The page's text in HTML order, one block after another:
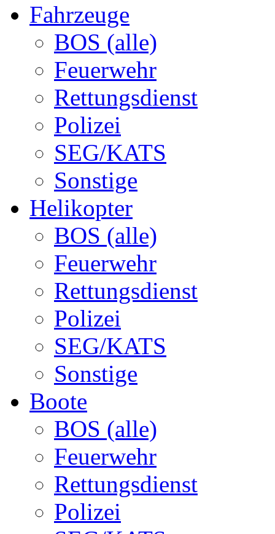
Fahrzeuge
BOS (alle)
Feuerwehr
Rettungsdienst
Polizei
SEG/KATS
Sonstige
Helikopter
BOS (alle)
Feuerwehr
Rettungsdienst
Polizei
SEG/KATS
Sonstige
Boote
BOS (alle)
Feuerwehr
Rettungsdienst
Polizei